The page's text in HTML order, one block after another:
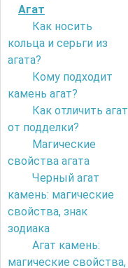
Агат
Как носить
кольца и серьги из
агата?
Кому подходит
камень агат?
Как отличить агат
от подделки?
Магические
свойства агата
Черный агат
камень: магические
свойства, знак
зодиака
Агат камень:
магические свойства,